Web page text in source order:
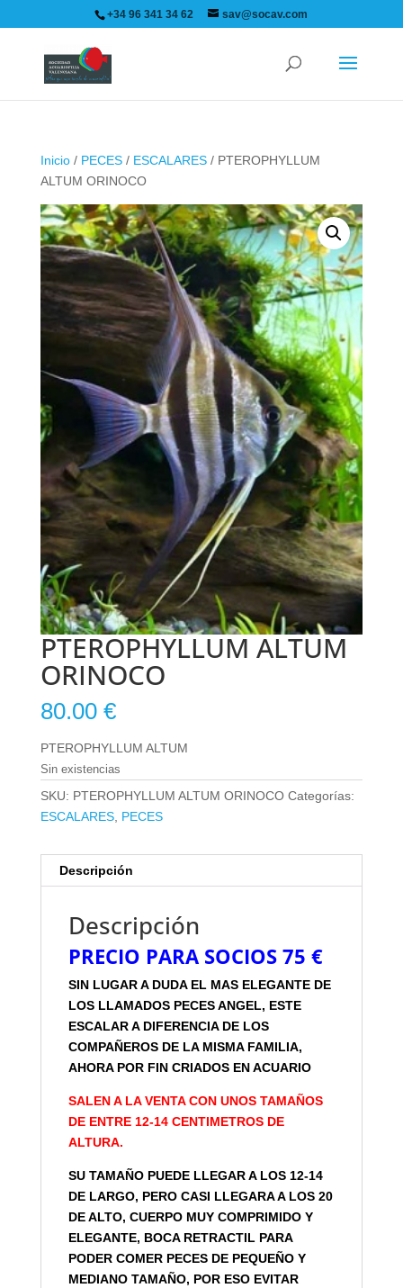
+34 96 341 34 62 sav@socav.com
Inicio/ PECES/ ESCALARES/ PTEROPHYLLUM
ALTUM ORINOCO
PTEROPHYLLUM ALTUM
ORINOCO
80.00 €
PTEROPHYLLUM ALTUM
Sin existencias
SKU: PTEROPHYLLUM ALTUM ORINOCO Categorías:
ESCALARES, PECES
Descripción
Descripción
PRECIO PARA SOCIOS 75 €
SIN LUGAR A DUDA EL MAS ELEGANTE DE
LOS LLAMADOS PECES ANGEL, ESTE
ESCALAR A DIFERENCIA DE LOS
COMPAÑEROS DE LA MISMA FAMILIA,
AHORA POR FIN CRIADOS EN ACUARIO
SALEN A LA VENTA CON UNOS TAMAÑOS
DE ENTRE 12-14 CENTIMETROS DE
ALTURA.
SU TAMAÑO PUEDE LLEGAR A LOS 12-14
DE LARGO, PERO CASI LLEGARA A LOS 20
DE ALTO, CUERPO MUY COMPRIMIDO Y
ELEGANTE, BOCA RETRACTIL PARA
PODER COMER PECES DE PEQUEÑO Y
MEDIANO TAMAÑO, POR ESO EVITAR